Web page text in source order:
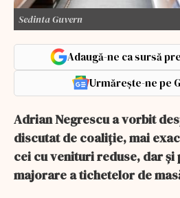
Sedinta Guvern
Adaugă-ne ca sursă
Urmărește-ne pe
Adrian Negrescu a vorbit
discutat de coaliție, mai
cei cu venituri reduse, dar și
majorare a tichetelor de